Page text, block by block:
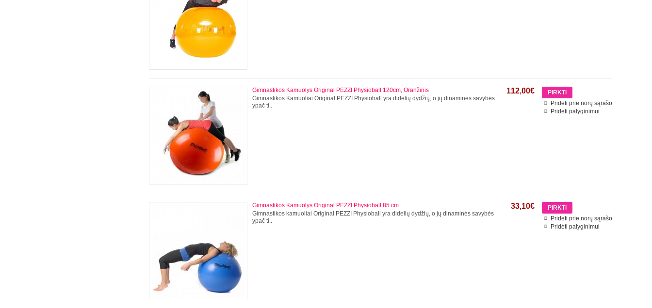
Pridėti prie norų sąrašo
Pridėti palyginimui
112,00€
Gimnastikos Kamuolys Original PEZZI Physioball 120cm, Oranžinis
Gimnastikos Kamuoliai Original PEZZI Physioball yra didelių dydžių, o jų dinaminės savybės
ypač ti..
Pridėti prie norų sąrašo
Pridėti palyginimui
33,10€
Gimnastikos Kamuolys Original PEZZI Physioball 85 cm.
Gimnastikos kamuoliai Original PEZZI Physioball yra didelių dydžių, o jų dinaminės savybės
ypač ti..